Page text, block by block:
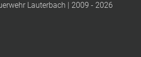
Lauterbach | 2009 - 2026